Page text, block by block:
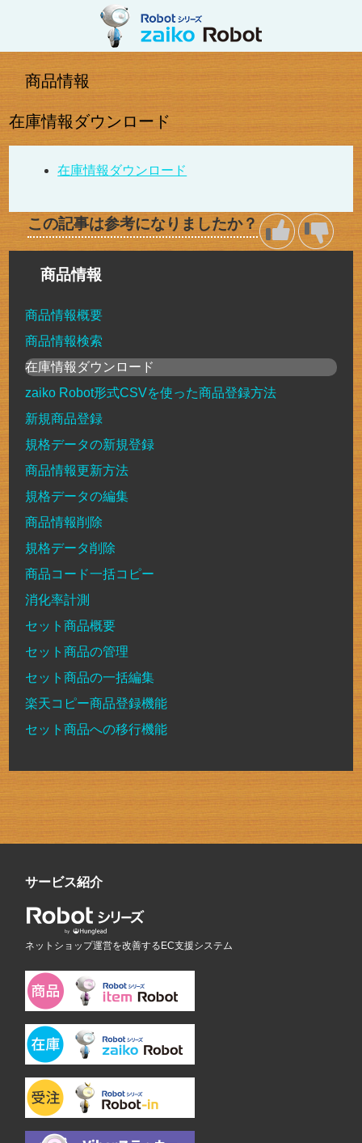
商品情報
在庫情報ダウンロード
在庫情報ダウンロード
この記事は参考になりましたか？
商品情報
商品情報概要
商品情報検索
在庫情報ダウンロード
zaiko Robot形式CSVを使った商品登録方法
新規商品登録
規格データの新規登録
商品情報更新方法
規格データの編集
商品情報削除
規格データ削除
商品コード一括コピー
消化率計測
セット商品概要
セット商品の管理
セット商品の一括編集
楽天コピー商品登録機能
セット商品への移行機能
サービス紹介
ネットショップ運営を改善するEC支援システム